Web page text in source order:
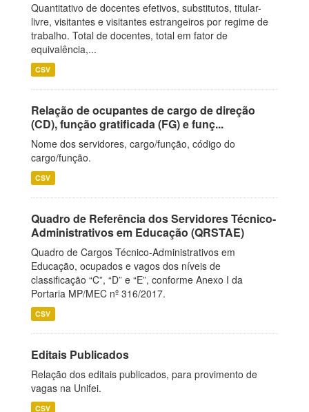
Quantitativo de docentes efetivos, substitutos, titular-
livre, visitantes e visitantes estrangeiros por regime de
trabalho. Total de docentes, total em fator de
equivalência,...
CSV
Relação de ocupantes de cargo de direção
(CD), função gratificada (FG) e funç...
Nome dos servidores, cargo/função, código do
cargo/função.
CSV
Quadro de Referência dos Servidores Técnico-
Administrativos em Educação (QRSTAE)
Quadro de Cargos Técnico-Administrativos em
Educação, ocupados e vagos dos níveis de
classificação “C”, “D” e “E”, conforme Anexo I da
Portaria MP/MEC nº 316/2017.
CSV
Editais Publicados
Relação dos editais publicados, para provimento de
vagas na Unifei.
CSV